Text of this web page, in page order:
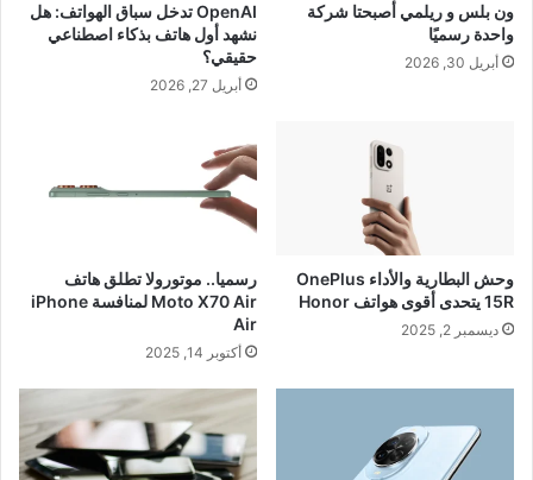
ون بلس و ريلمي أصبحتا شركة
واحدة رسميًا
أبريل 30, 2026
OpenAI تدخل سباق الهواتف: هل
نشهد أول هاتف بذكاء اصطناعي
حقيقي؟
أبريل 27, 2026
وحش البطارية والأداء OnePlus
15R يتحدى أقوى هواتف Honor
ديسمبر 2, 2025
رسميا.. موتورولا تطلق هاتف
Moto X70 Air لمنافسة iPhone
Air
أكتوبر 14, 2025